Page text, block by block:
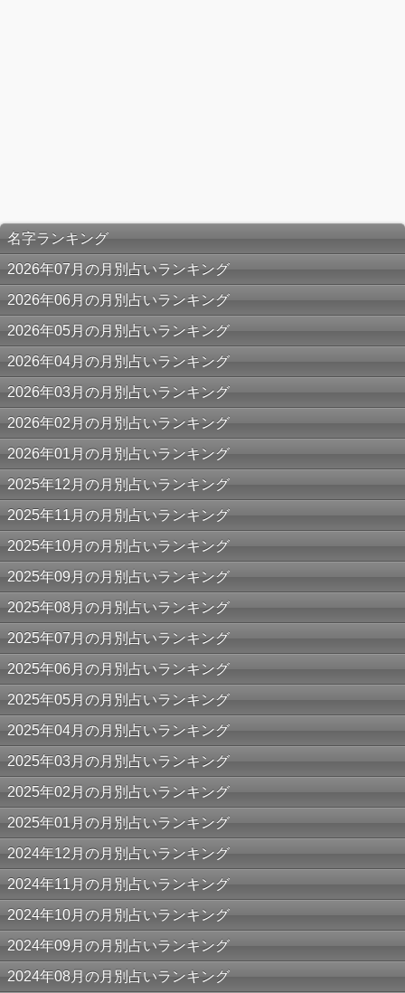
名字ランキング
2026年07月の月別占いランキング
2026年06月の月別占いランキング
2026年05月の月別占いランキング
2026年04月の月別占いランキング
2026年03月の月別占いランキング
2026年02月の月別占いランキング
2026年01月の月別占いランキング
2025年12月の月別占いランキング
2025年11月の月別占いランキング
2025年10月の月別占いランキング
2025年09月の月別占いランキング
2025年08月の月別占いランキング
2025年07月の月別占いランキング
2025年06月の月別占いランキング
2025年05月の月別占いランキング
2025年04月の月別占いランキング
2025年03月の月別占いランキング
2025年02月の月別占いランキング
2025年01月の月別占いランキング
2024年12月の月別占いランキング
2024年11月の月別占いランキング
2024年10月の月別占いランキング
2024年09月の月別占いランキング
2024年08月の月別占いランキング